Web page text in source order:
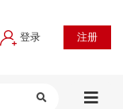
登录 注册